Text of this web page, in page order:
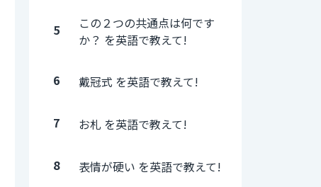
5
この２つの共通点は何です
か？ を英語で教えて!
6 戴冠式 を英語で教えて!
7 お札 を英語で教えて!
8 表情が硬い を英語で教えて!